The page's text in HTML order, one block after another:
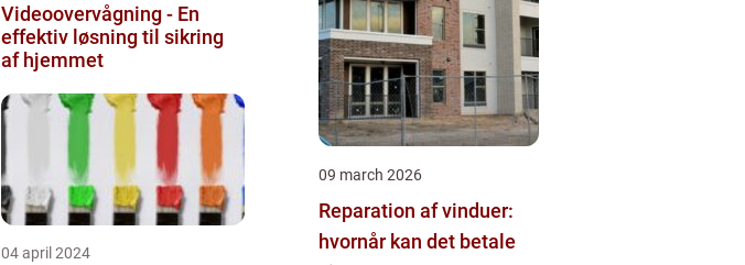
Videoovervågning - En
effektiv løsning til sikring
af hjemmet
04 april 2024
09 march 2026
Reparation af vinduer:
hvornår kan det betale